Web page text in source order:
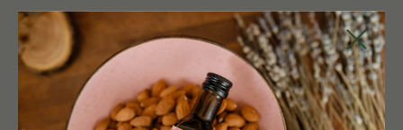
ВАМ МОЖЕТ
ПОНРАВИТЬСЯ
/ СМОТРИТЕ ТАКЖЕ